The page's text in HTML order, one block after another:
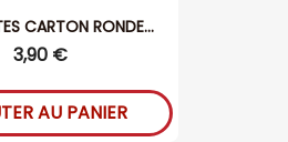
CARTON RONDE...
3,90 €
AU PANIER